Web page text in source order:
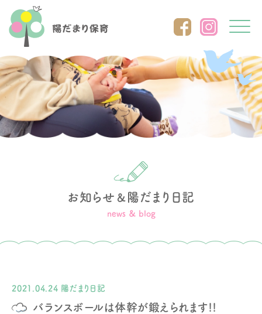
Click
お知らせ ＆ 陽だまり日記
news ＆ blog
2021.04.24 陽だまり日記
バランスボールは体幹が鍛えられます!!